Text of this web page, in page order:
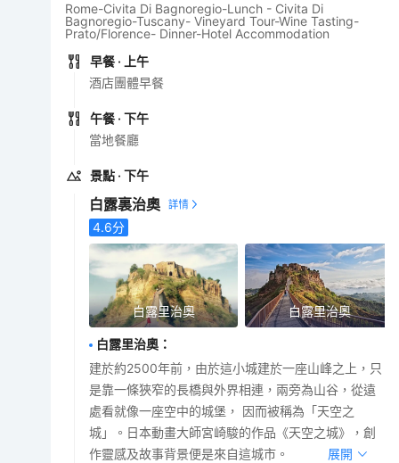
Rome-Civita Di Bagnoregio-Lunch - Civita Di
Bagnoregio-Tuscany- Vineyard Tour-Wine Tasting-
Prato/Florence- Dinner-Hotel Accommodation
早餐 · 上午
酒店團體早餐
午餐 · 下午
當地餐廳
景點 · 下午
白露裏治奧
4.6分
白露里治奧 白露里治奧
白露里治奧 ：
建於約2500年前，由於這小城建於一座山峰之上，只
是靠一條狹窄的長橋與外界相連，兩旁為山谷，從遠
處看就像一座空中的城堡， 因而被稱為「天空之
城」。日本動畫大師宮崎駿的作品《天空之城》，創
作靈感及故事背景便是來自這城市。
展開